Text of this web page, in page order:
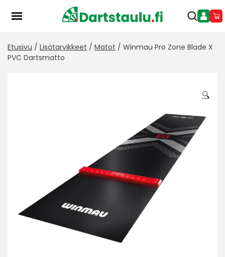
Etusivu / Lisätarvikkeet / Matot / Winmau Pro Zone Blade X
PVC Dartsmatto
🔍